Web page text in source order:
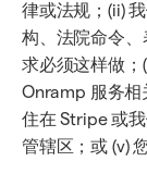
律或法规；(ii)
构、法院命令
求必须这样做；
Onramp 服务相
住在 Stripe 或
管辖区；或 (v)